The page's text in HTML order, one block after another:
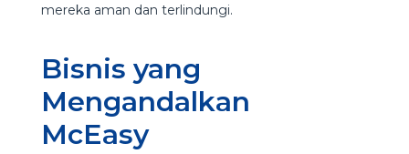
mereka aman dan terlindungi.
Bisnis yang
Mengandalkan
McEasy